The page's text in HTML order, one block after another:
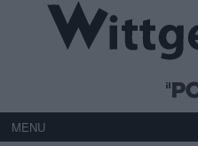
MENU